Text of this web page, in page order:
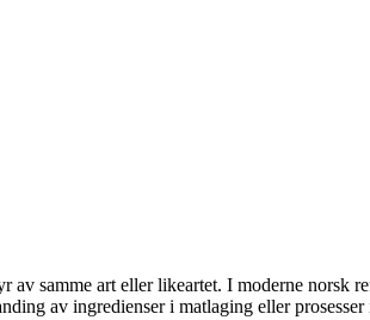
samme art eller likeartet. I moderne norsk
av ingredienser i matlaging eller